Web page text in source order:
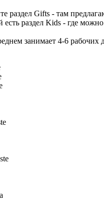
раздел Gifts - там
раздел Kids - где
занимает 4-6 рабочих